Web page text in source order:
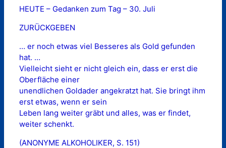
HEUTE – Gedanken zum Tag – 30. Juli
ZURÜCKGEBEN
… er noch etwas viel Besseres als Gold gefunden
hat. …
Vielleicht sieht er nicht gleich ein, dass er erst die
Oberfläche einer
unendlichen Goldader angekratzt hat. Sie bringt ihm
erst etwas, wenn er sein
Leben lang weiter gräbt und alles, was er findet,
weiter schenkt.
(ANONYME ALKOHOLIKER, S. 151)